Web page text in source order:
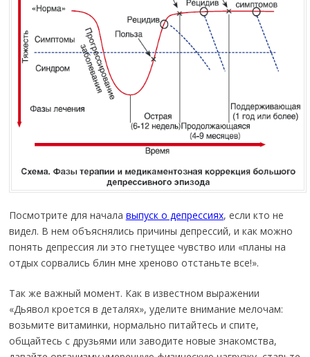
Посмотрите для начала выпуск о депрессиях, если кто не
видел. В нем объяснялись причины депрессий, и как можно
понять депрессия ли это гнетущее чувство или «планы на
отдых сорвались блин мне хреново отстаньте все!».
Так же важный момент. Как в известном выражении
«Дьявол кроется в деталях», уделите внимание мелочам:
возьмите витаминки, нормально питайтесь и спите,
общайтесь с друзьями или заводите новые знакомства,